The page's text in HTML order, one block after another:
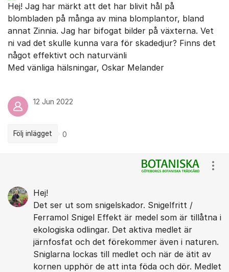
Hej! Jag har märkt att det har blivit hål på
blombladen på många av mina blomplantor, bland
annat Zinnia. Jag har bifogat bilder på växterna. Vet
ni vad det skulle kunna vara för skadedjur? Finns det
något effektivt och naturvänli
Med vänliga hälsningar, Oskar Melander
12 Jun 2022
Följ inlägget 0
Hej!
Det ser ut som snigelskador. Snigelfritt /
Ferramol Snigel Effekt är medel som är tillåtna i
ekologiska odlingar. Det aktiva medlet är
järnfosfat och det förekommer även i naturen.
Sniglarna lockas till medlet och när de ätit av
kornen upphör de att inta föda och dör. Medlet